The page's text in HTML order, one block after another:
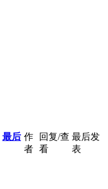
最后 作
者
回复/查
看
最后发
表